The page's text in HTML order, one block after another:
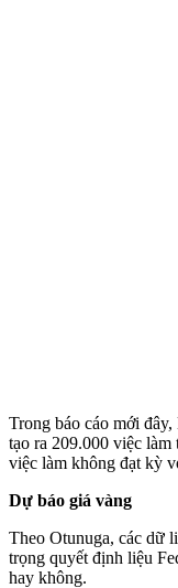
Trong báo cáo mới
tạo ra 209.000 việc
việc làm không đạt kỳ
Dự báo giá vàng
Theo Otunuga, các dữ
trọng quyết định liệu
hay không.